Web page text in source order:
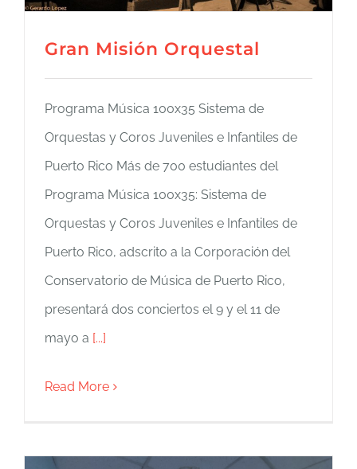
Gran Misión Orquestal
Programa Música 100x35 Sistema de
Orquestas y Coros Juveniles e Infantiles de
Puerto Rico Más de 700 estudiantes del
Programa Música 100x35: Sistema de
Orquestas y Coros Juveniles e Infantiles de
Puerto Rico, adscrito a la Corporación del
Conservatorio de Música de Puerto Rico,
presentará dos conciertos el 9 y el 11 de
mayo a [...]
Read More